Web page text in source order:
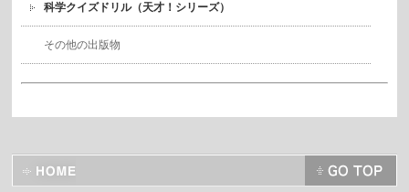
科学クイズドリル（天才！シリーズ）
その他の出版物